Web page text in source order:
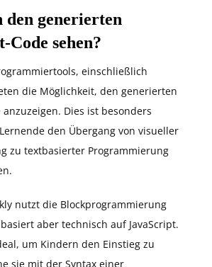
den generierten
Code sehen?
einschließlich
die Möglichkeit, den generierten
anzuzeigen. Dies ist besonders
den Übergang von visueller
zu textbasierter Programmierung
nutzt die Blockprogrammierung
aber technisch auf JavaScript.
um Kindern den Einstieg zu
sie mit der Syntax einer